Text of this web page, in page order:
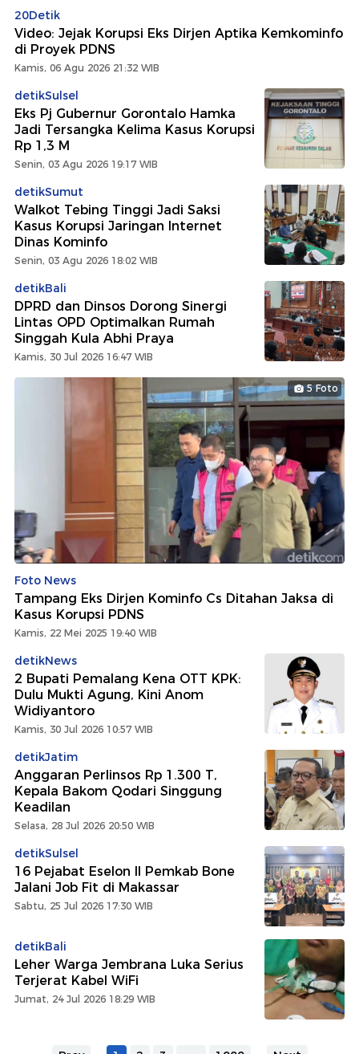
20Detik
Video: Jejak Korupsi Eks Dirjen Aptika Kemkominfo
di Proyek PDNS
Kamis, 06 Agu 2026 21:32 WIB
detikSulsel
Eks Pj Gubernur Gorontalo Hamka
Jadi Tersangka Kelima Kasus Korupsi
Rp 1,3 M
Senin, 03 Agu 2026 19:17 WIB
detikSumut
Walkot Tebing Tinggi Jadi Saksi
Kasus Korupsi Jaringan Internet
Dinas Kominfo
Senin, 03 Agu 2026 18:02 WIB
detikBali
DPRD dan Dinsos Dorong Sinergi
Lintas OPD Optimalkan Rumah
Singgah Kula Abhi Praya
Kamis, 30 Jul 2026 16:47 WIB
5 Foto
Foto News
Tampang Eks Dirjen Kominfo Cs Ditahan Jaksa di
Kasus Korupsi PDNS
Kamis, 22 Mei 2025 19:40 WIB
detikNews
2 Bupati Pemalang Kena OTT KPK:
Dulu Mukti Agung, Kini Anom
Widiyantoro
Kamis, 30 Jul 2026 10:57 WIB
detikJatim
Anggaran Perlinsos Rp 1.300 T,
Kepala Bakom Qodari Singgung
Keadilan
Selasa, 28 Jul 2026 20:50 WIB
detikSulsel
16 Pejabat Eselon II Pemkab Bone
Jalani Job Fit di Makassar
Sabtu, 25 Jul 2026 17:30 WIB
detikBali
Leher Warga Jembrana Luka Serius
Terjerat Kabel WiFi
Jumat, 24 Jul 2026 18:29 WIB